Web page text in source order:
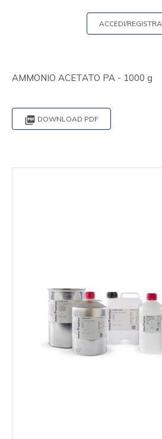
ACCEDI/
AMMONIO ACETATO PA - 1000 g
 DOWNLOAD PDF